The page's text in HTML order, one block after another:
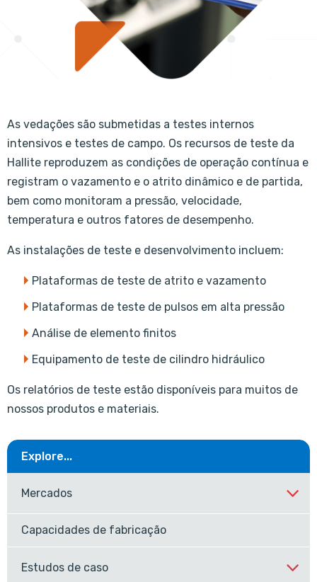
As vedações são submetidas a testes internos
intensivos e testes de campo. Os recursos de teste da
Hallite reproduzem as condições de operação contínua e
registram o vazamento e o atrito dinâmico e de partida,
bem como monitoram a pressão, velocidade,
temperatura e outros fatores de desempenho.
As instalações de teste e desenvolvimento incluem:
Plataformas de teste de atrito e vazamento
Plataformas de teste de pulsos em alta pressão
Análise de elemento finitos
Equipamento de teste de cilindro hidráulico
Os relatórios de teste estão disponíveis para muitos de
nossos produtos e materiais.
Explore...
Mercados
Capacidades de fabricação
Estudos de caso